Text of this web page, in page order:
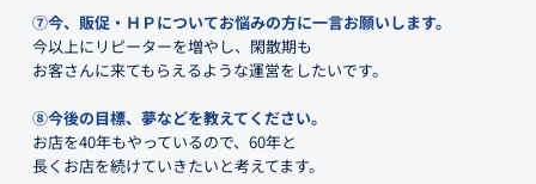
⑦今、販促・ＨＰについてお悩みの方に一言お願いします。
今以上にリピーターを増やし、閑散期も
お客さんに来てもらえるような運営をしたいです。
⑧今後の目標、夢などを教えてください。
お店を40年もやっているので、60年と
長くお店を続けていきたいと考えてます。